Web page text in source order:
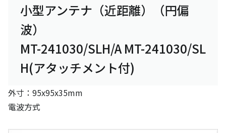
小型アンテナ（近距離）（円偏
波）
MT-241030/SLH/A MT-241030/SL
H(アタッチメント付)
外寸：95x95x35mm
電波方式